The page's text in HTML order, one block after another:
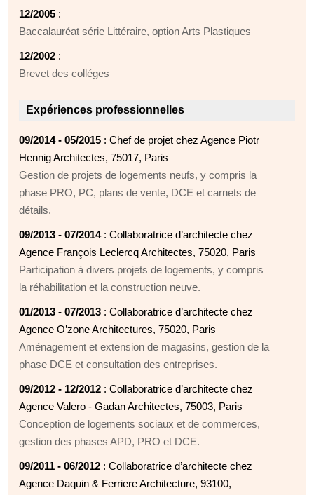
12/2005 :
Baccalauréat série Littéraire, option Arts Plastiques
12/2002 :
Brevet des colléges
Expériences professionnelles
09/2014 - 05/2015 : Chef de projet chez Agence Piotr
Hennig Architectes, 75017, Paris
Gestion de projets de logements neufs, y compris la
phase PRO, PC, plans de vente, DCE et carnets de
détails.
09/2013 - 07/2014: Collaboratrice d’architecte chez
Agence François Leclercq Architectes, 75020, Paris
Participation à divers projets de logements, y compris
la réhabilitation et la construction neuve.
01/2013 - 07/2013 : Collaboratrice d’architecte chez
Agence O’zone Architectures, 75020, Paris
Aménagement et extension de magasins, gestion de la
phase DCE et consultation des entreprises.
09/2012 - 12/2012 : Collaboratrice d’architecte chez
Agence Valero - Gadan Architectes, 75003, Paris
Conception de logements sociaux et de commerces,
gestion des phases APD, PRO et DCE.
09/2011 - 06/2012 : Collaboratrice d’architecte chez
Agence Daquin & Ferriere Architecture, 93100,